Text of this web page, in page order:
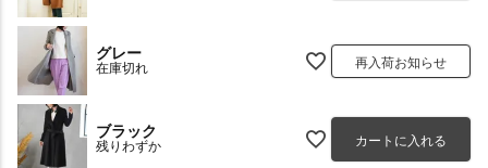
グレー
在庫切れ 再入荷お知らせ
ブラック
残りわずか カートに入れる